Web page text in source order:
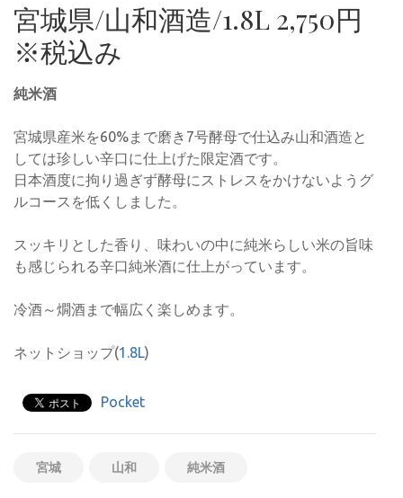
宮城県/山和酒造/1.8L 2,750円
※税込み
純米酒
宮城県産米を60%まで磨き7号酵母で仕込み山和酒造と
しては珍しい辛口に仕上げた限定酒です。
日本酒度に拘り過ぎず酵母にストレスをかけないようグ
ルコースを低くしました。
スッキリとした香り、味わいの中に純米らしい米の旨味
も感じられる辛口純米酒に仕上がっています。
冷酒～燗酒まで幅広く楽しめます。
ネットショップ(1.8L)
Pocket
宮城 山和 純米酒